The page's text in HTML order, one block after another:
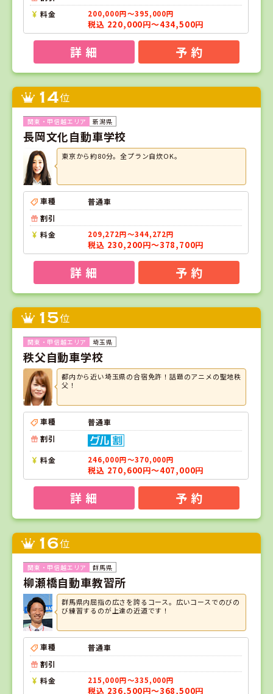
料金
200,000円～395,000円
税込 220,000円～434,500円
詳 細 予 約
14位
新潟県
長岡文化自動車学校
東京から約80分。全プラン自炊OK。
車種
普通車
割引
料金
209,272円～344,272円
税込 230,200円～378,700円
詳 細 予 約
15位
埼玉県
秩父自動車学校
都内から近い埼玉県の合宿免許！話題のアニメの聖地秩
父！
車種
普通車
割引
料金 246,000円～370,000円
税込 270,600円～407,000円
詳 細 予 約
16位
群馬県
柳瀬橋自動車教習所
群馬県内屈指の広さを誇るコース。広いコースでのびの
び練習するのが上達の近道です！
車種
普通車
割引
料金
215,000円～335,000円
税込 236,500円～368,500円